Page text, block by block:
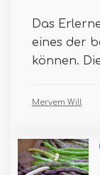
Das
eines der
können.
Meryem Will